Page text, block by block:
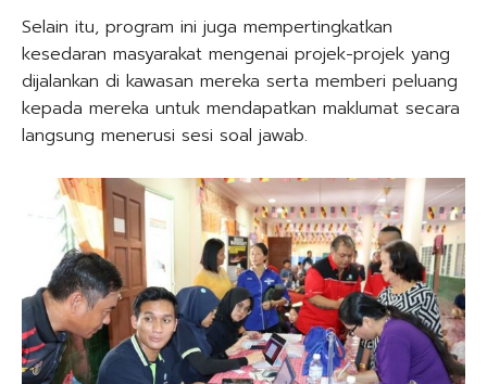
Selain itu, program ini juga mempertingkatkan
kesedaran masyarakat mengenai projek-projek yang
dijalankan di kawasan mereka serta memberi peluang
kepada mereka untuk mendapatkan maklumat secara
langsung menerusi sesi soal jawab.